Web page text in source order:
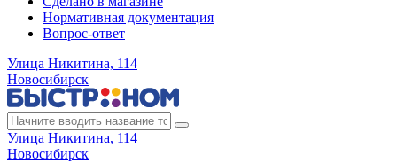
Нормативная документация
Вопрос-ответ
Улица Никитина, 114
Новосибирск
Улица Никитина, 114
Новосибирск